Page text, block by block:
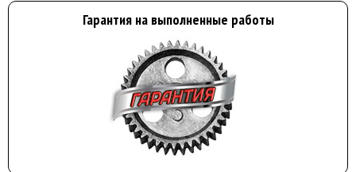
Гарантия на выполненные работы